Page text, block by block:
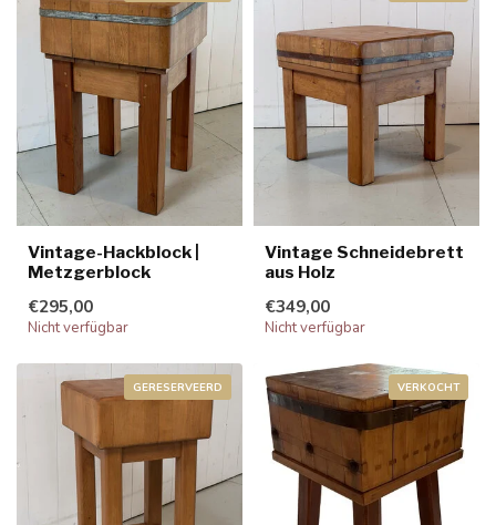
Vintage-Hackblock |
Metzgerblock
€295,00
Nicht verfügbar
Vintage Schneidebrett
aus Holz
€349,00
Nicht verfügbar
GERESERVEERD VERKOCHT